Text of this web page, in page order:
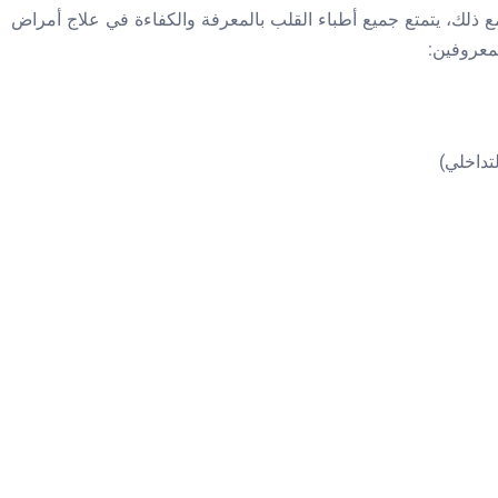
يتمتع جميع أطباء القلب بالمعرفة والكفاءة في علاج أمراض